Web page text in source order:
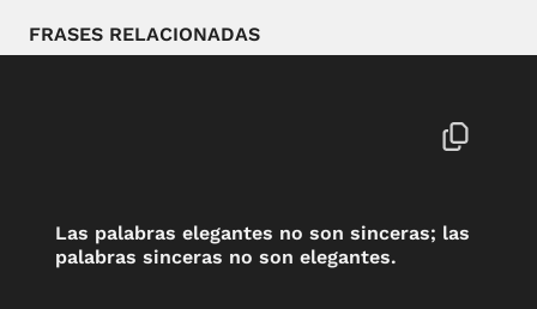
FRASES RELACIONADAS
Las palabras elegantes no son sinceras; las
palabras sinceras no son elegantes.